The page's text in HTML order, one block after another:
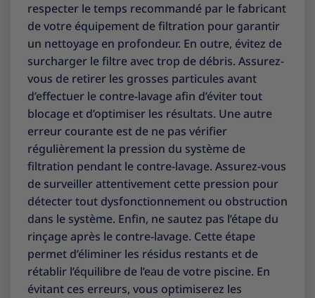
respecter le temps recommandé par le fabricant
de votre équipement de filtration pour garantir
un nettoyage en profondeur. En outre, évitez de
surcharger le filtre avec trop de débris. Assurez-
vous de retirer les grosses particules avant
d’effectuer le contre-lavage afin d’éviter tout
blocage et d’optimiser les résultats. Une autre
erreur courante est de ne pas vérifier
régulièrement la pression du système de
filtration pendant le contre-lavage. Assurez-vous
de surveiller attentivement cette pression pour
détecter tout dysfonctionnement ou obstruction
dans le système. Enfin, ne sautez pas l’étape du
rinçage après le contre-lavage. Cette étape
permet d’éliminer les résidus restants et de
rétablir l’équilibre de l’eau de votre piscine. En
évitant ces erreurs, vous optimiserez les